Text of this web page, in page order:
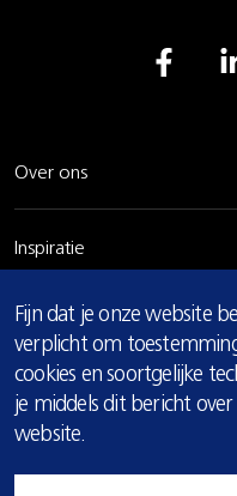
COOKIE
MELDING
Fijn dat je onze website
verplicht om
cookies en soortgelijke
je middels dit bericht
website.
Over ons
Inspiratie
Rundvlees
Bereidingsadvies
Privacy & cookie verklaring